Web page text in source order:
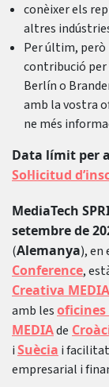
conèixer els
altres
Per últim,
contribució per
Berlín o
amb la vostra
ne més
Data límit per
Sol·licitud
MediaTech
setembre de
(Alemanya), en
Conference,
Creativa
amb lesoficines
MEDIAde
iSuècia i
empresarial i